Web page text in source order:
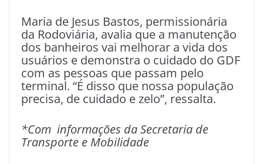
Maria de Jesus Bastos, permissionária
da Rodoviária, avalia que a manutenção
dos banheiros vai melhorar a vida dos
usuários e demonstra o cuidado do GDF
com as pessoas que passam pelo
terminal. “É disso que nossa população
precisa, de cuidado e zelo”, ressalta.
*Com informações da Secretaria de
Transporte e Mobilidade